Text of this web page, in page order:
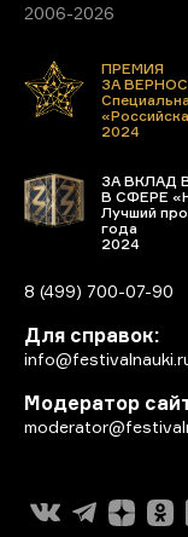
2006-2026
ПРЕМИЯ
ЗА
2024
ЗА ВКЛАД
В СФЕРЕ
Лучший
года
2024
8 (499) 700-07-90
Для справок:
Модератор